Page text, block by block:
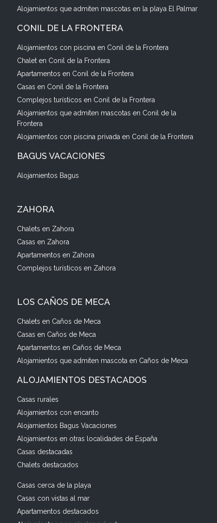
Alojamientos que admiten mascotas en la playa El Palmar
CONIL DE LA FRONTERA
Alojamientos con piscina en Conil de la Frontera
Chalet en Conil de la Frontera
Apartamentos en Conil de la Frontera
Casas en Conil de la Frontera
Complejos turísticos en Conil de la Frontera
Alojamientos que admiten mascotas en Conil de la
Frontera
Alojamientos con piscina privada en Conil de la Frontera
BAGUS VACACIONES
Alojamientos Bagus
ZAHORA
Chalets en Zahora
Casas en Zahora
Apartamentos en Zahora
Complejos turísticos en Zahora
LOS CAÑOS DE MECA
Chalets en Caños de Meca
Casas en Caños de Meca
Apartamentos en Caños de Meca
Alojamientos que admiten mascota en Caños de Meca
ALOJAMIENTOS DESTACADOS
Casas rurales
Alojamientos con encanto
Alojamientos Bagus Vacaciones
Alojamientos en otras localidades de España
Casas destacadas
Chalets destacados
Casas cerca de la playa
Casas con vistas al mar
Apartamentos destacados